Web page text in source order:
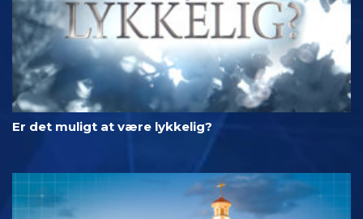
Er det muligt at være lykkelig?